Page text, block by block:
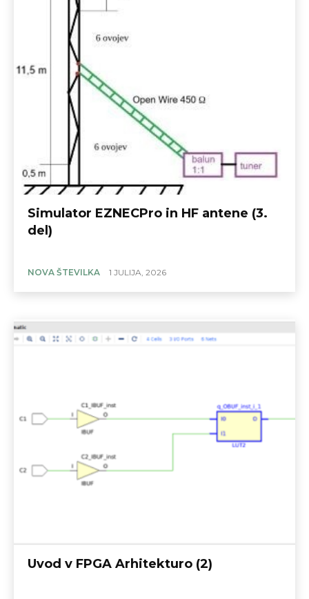
Simulator EZNECPro in HF antene (3.
del)
NOVA ŠTEVILKA 1 JULIJA, 2026
Uvod v FPGA Arhitekturo (2)